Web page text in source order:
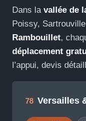
Dans la vallée de
Poissy,
Rambouillet,
déplacement
l’appui, devis
78 Versailles